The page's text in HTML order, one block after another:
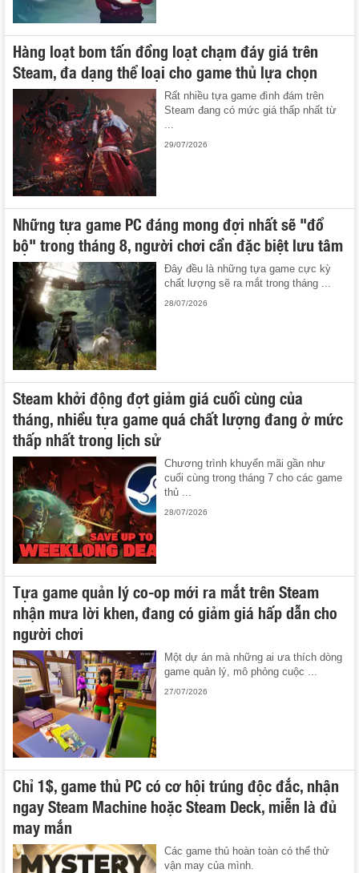
Hàng loạt bom tấn đồng loạt chạm đáy giá trên
Steam, đa dạng thể loại cho game thủ lựa chọn
Rất nhiều tựa game đình đám trên
Steam đang có mức giá thấp nhất từ
29/07/2026
Những tựa game PC đáng mong đợi nhất sẽ "đổ
bộ" trong tháng 8, người chơi cần đặc biệt lưu tâm
Đây đều là những tựa game cực kỳ
chất lượng sẽ ra mắt trong tháng ...
28/07/2026
Steam khởi động đợt giảm giá cuối cùng của
tháng, nhiều tựa game quá chất lượng đang ở mức
thấp nhất trong lịch sử
Chương trình khuyến mãi gần như
cuối cùng trong tháng 7 cho các game
thủ ...
28/07/2026
Tựa game quản lý co-op mới ra mắt trên Steam
nhận mưa lời khen, đang có giảm giá hấp dẫn cho
người chơi
Một dự án mà những ai ưa thích dòng
game quản lý, mô phỏng cuộc ...
27/07/2026
Chỉ 1$, game thủ PC có cơ hội trúng độc đắc, nhận
ngay Steam Machine hoặc Steam Deck, miễn là đủ
may mắn
Các game thủ hoàn toàn có thể thử
vận may của mình.